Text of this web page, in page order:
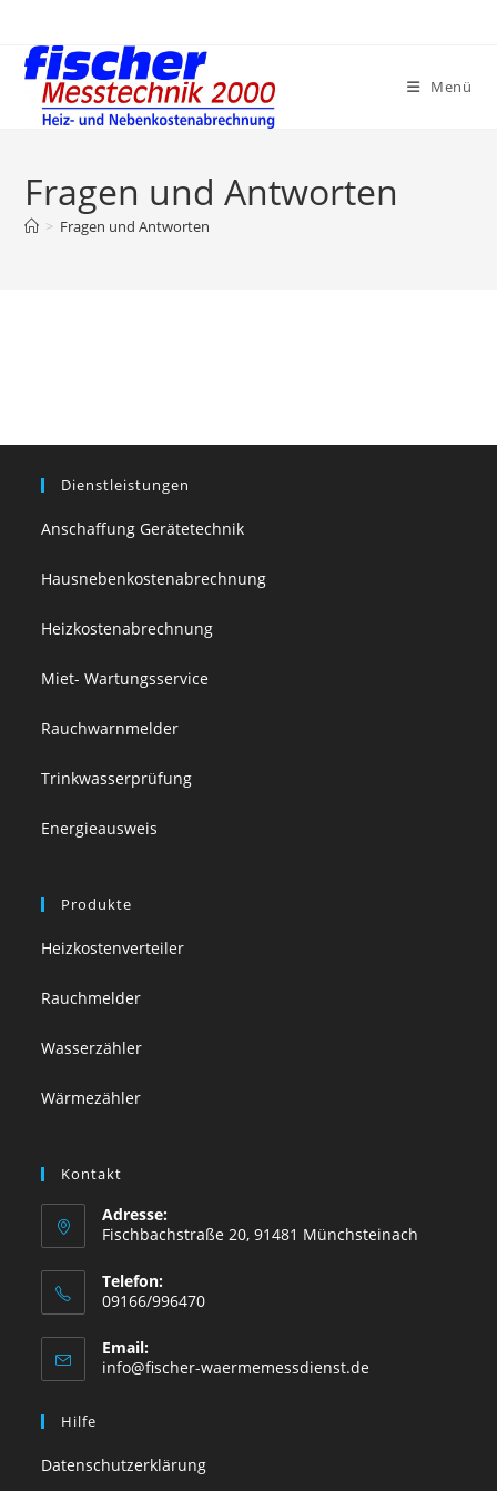
Inhalt
springen
Menü
Fragen und Antworten
> Fragen und Antworten
Dienstleistungen
Anschaffung Gerätetechnik
Hausnebenkostenabrechnung
Heizkostenabrechnung
Miet- Wartungsservice
Rauchwarnmelder
Trinkwasserprüfung
Energieausweis
Produkte
Heizkostenverteiler
Rauchmelder
Wasserzähler
Wärmezähler
Kontakt
Adresse:
Fischbachstraße 20, 91481 Münchsteinach
Telefon:
09166/996470
Email:
info@fischer-waermemessdienst.deOpens
Hilfe
Datenschutzerklärung